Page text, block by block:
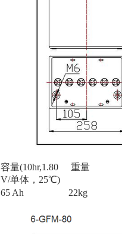
容量(10hr,1.80
V/单体，25℃)
重量
65 Ah 22kg